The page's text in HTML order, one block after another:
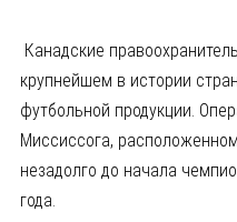
Канадские
крупнейшем в истории
футбольной продукции.
Миссиссога,
незадолго до начала
года.